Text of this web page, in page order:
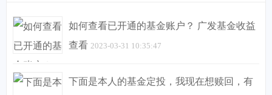
如何查看已开通的基金账户？ 广发基金收益
查看 2023-03-31 10:35:47
下面是本人的基金定投，我现在想赎回，有